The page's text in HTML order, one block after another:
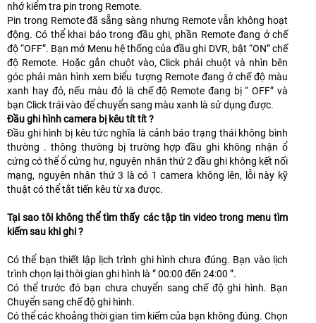
nhớ kiểm tra pin trong Remote.
Pin trong Remote đã sẵng sàng nhưng Remote vẫn không hoạt
động. Có thể khai báo trong đầu ghi, phần Remote đang ở chế
độ “OFF”. Bạn mở Menu hệ thống của đầu ghi DVR, bật “ON” chế
độ Remote. Hoặc gắn chuột vào, Click phải chuột và nhìn bên
góc phải màn hình xem biểu tượng Remote đang ở chế độ màu
xanh hay đỏ, nếu màu đỏ là chế độ Remote đang bị “ OFF” và
bạn Click trái vào để chuyển sang màu xanh là sử dụng được.
Đầu ghi hình camera bị kêu tít tít ?
Đầu ghi hình bị kêu tức nghĩa là cảnh báo trạng thái không bình
thường . thông thường bị trường hợp đầu ghi không nhận ổ
cứng có thể ổ cứng hư, nguyên nhân thứ 2 đầu ghi không kết nối
mạng, nguyên nhân thứ 3 là có 1 camera không lên, lỗi này kỹ
thuật có thể tắt tiến kêu từ xa được.
Tại sao tôi không thể tìm thấy các tập tin video trong menu tìm
kiếm sau khi ghi ?
Có thể bạn thiết lập lịch trình ghi hình chưa đúng. Bạn vào lịch
trình chọn lại thời gian ghi hình là ” 00:00 đến 24:00 ”.
Có thể trước đó bạn chưa chuyển sang chế độ ghi hình. Bạn
Chuyển sang chế độ ghi hình.
Có thể các khoảng thời gian tìm kiếm của bạn không đúng. Chọn